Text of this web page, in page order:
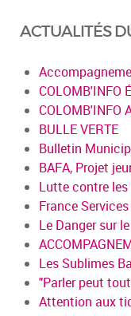
ACTUALITÉS
COLOMB'INFO
COLOMB'INFO
BULLE VERTE
Bulletin
BAFA, Projet
Lutte contre les
France
Le Danger sur
Les Sublimes
"Parler peut
Attention aux